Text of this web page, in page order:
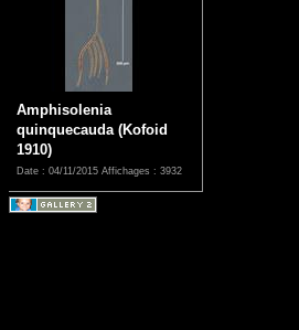
Amphisolenia
quinquecauda (Kofoid
1910)
Date : 04/11/2015 Affichages : 3932